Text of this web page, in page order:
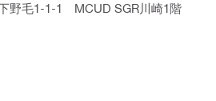
野毛1-1-1 MCUD SGR川崎1階